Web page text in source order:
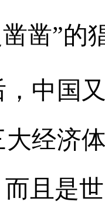
凿”的
国又
经济
且是